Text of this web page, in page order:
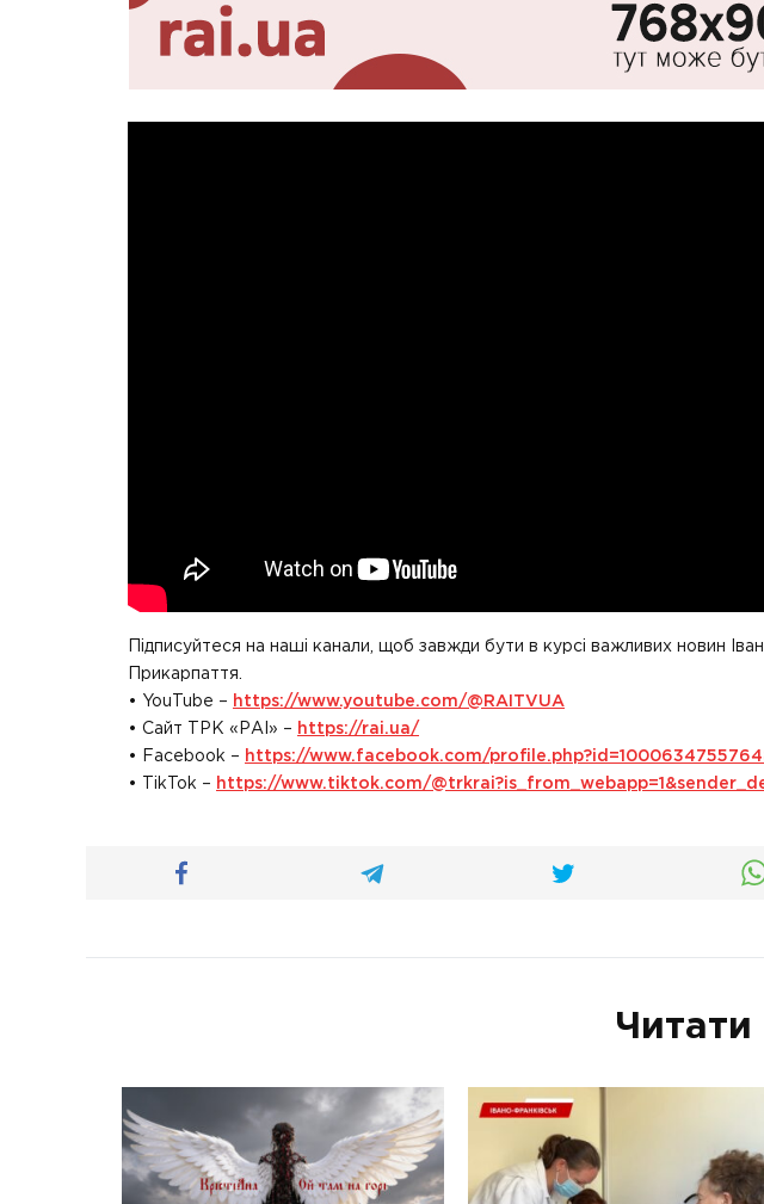
Підписуйтеся на наші канали, щоб завжди бути в курсі важливих новин
Прикарпаття.
• YouTube – https://www.youtube.com/@RAITVUA
• Сайт ТРК «РАІ» – https://rai.ua/
• Facebook – https://www.facebook.com/
• TikTok – https://www.tiktok.com/
Читати